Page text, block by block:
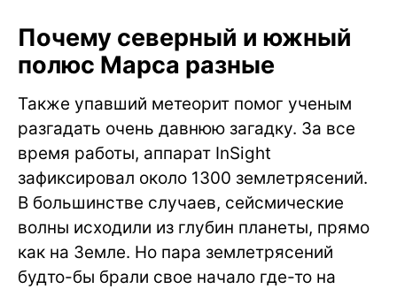
Почему северный и южный
полюс Марса разные
Также упавший метеорит помог ученым
разгадать очень давнюю загадку. За все
время работы, аппарат InSight
зафиксировал около 1300 землетрясений.
В большинстве случаев, сейсмические
волны исходили из глубин планеты, прямо
как на Земле. Но пара землетрясений
будто-бы брали свое начало где-то на